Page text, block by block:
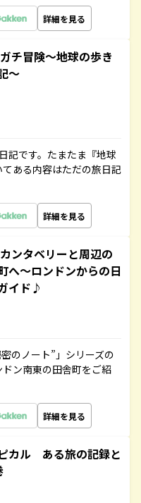
詳細を見る
チ冒険～地球の歩き
～
記です。たまたま『地球
ある内容はただの旅日記
詳細を見る
ンタベリーと周辺の
へ～ロンドンからの日
イド♪
のノート”」シリーズの
ン南東の田舎町をご紹
詳細を見る
カル ある旅の記録と